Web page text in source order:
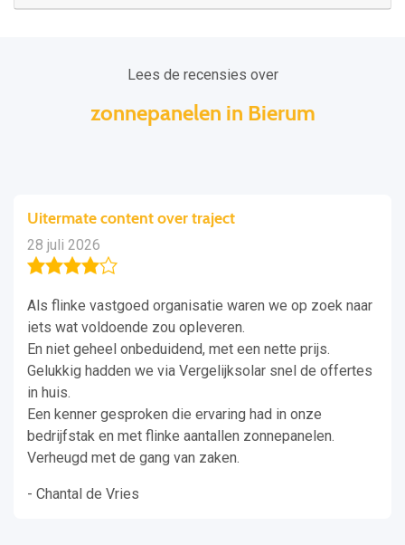
Lees de recensies over
zonnepanelen in Bierum
Uitermate content over traject
28 juli 2026
Als flinke vastgoed organisatie waren we op zoek naar
iets wat voldoende zou opleveren.
En niet geheel onbeduidend, met een nette prijs.
Gelukkig hadden we via Vergelijksolar snel de offertes
in huis.
Een kenner gesproken die ervaring had in onze
bedrijfstak en met flinke aantallen zonnepanelen.
Verheugd met de gang van zaken.
- Chantal de Vries